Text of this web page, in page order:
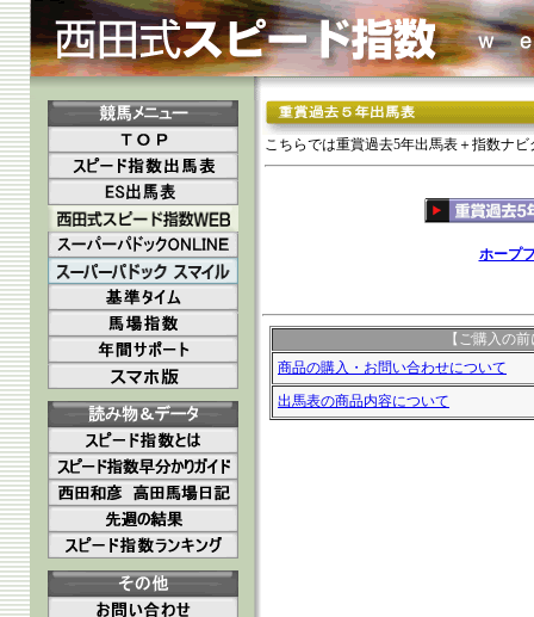
こちらでは重賞過去5年出馬表＋指数ナ
ホープ
【ご購入の
商品の購入・お問い合わせについて
出馬表の商品内容について